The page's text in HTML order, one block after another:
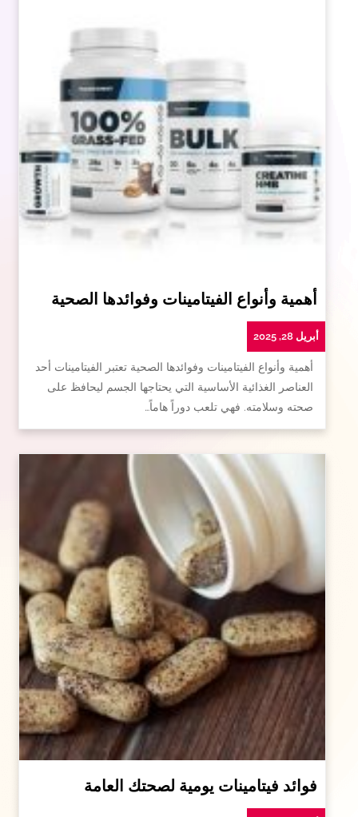
أهمية وأنواع الفيتامينات وفوائدها الصحية
أبريل 28, 2025
أهمية وأنواع الفيتامينات وفوائدها الصحية تعتبر الفيتامينات أحد
العناصر الغذائية الأساسية التي يحتاجها الجسم ليحافظ على
صحته وسلامته. فهي تلعب دوراً هاماً…
فوائد فيتامينات يومية لصحتك العامة